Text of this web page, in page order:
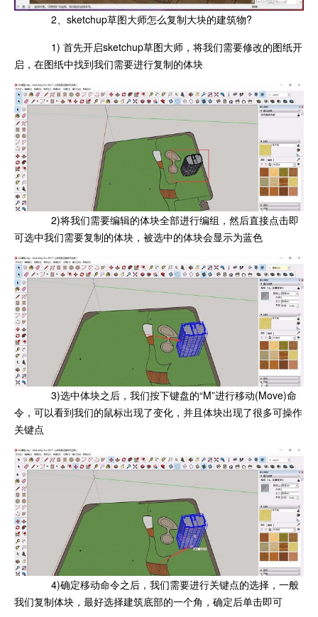
2、sketchup草图大师怎么复制大块的建筑物?
1) 首先开启sketchup草图大师，将我们需要修改的图纸开
启，在图纸中找到我们需要进行复制的体块
2)将我们需要编辑的体块全部进行编组，然后直接点击即
可选中我们需要复制的体块，被选中的体块会显示为蓝色
3)选中体块之后，我们按下键盘的“M”进行移动(Move)命
令，可以看到我们的鼠标出现了变化，并且体块出现了很多可操作
关键点
4)确定移动命令之后，我们需要进行关键点的选择，一般
我们复制体块，最好选择建筑底部的一个角，确定后单击即可